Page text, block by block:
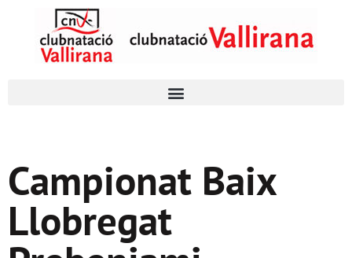
Campionat Baix
Llobregat